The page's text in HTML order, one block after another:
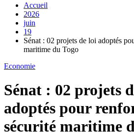
Accueil
2026
juin
19
Sénat : 02 projets de loi adoptés
maritime du Togo
Economie
Sénat : 02 projets
adoptés pour
sécurité maritime